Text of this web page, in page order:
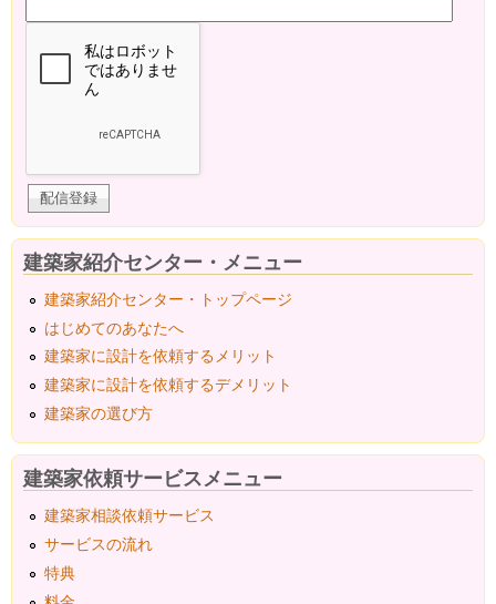
建築家紹介センター・メニュー
建築家紹介センター・トップページ
はじめてのあなたへ
建築家に設計を依頼するメリット
建築家に設計を依頼するデメリット
建築家の選び方
建築家依頼サービスメニュー
建築家相談依頼サービス
サービスの流れ
特典